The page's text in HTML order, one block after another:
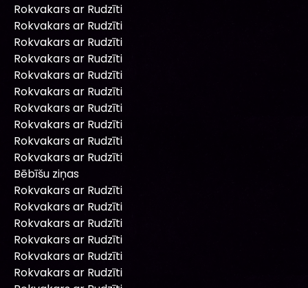
Rokvakars ar Rudzīti
Rokvakars ar Rudzīti
Rokvakars ar Rudzīti
Rokvakars ar Rudzīti
Rokvakars ar Rudzīti
Rokvakars ar Rudzīti
Rokvakars ar Rudzīti
Rokvakars ar Rudzīti
Rokvakars ar Rudzīti
Rokvakars ar Rudzīti
Bēbīšu ziņas
Rokvakars ar Rudzīti
Rokvakars ar Rudzīti
Rokvakars ar Rudzīti
Rokvakars ar Rudzīti
Rokvakars ar Rudzīti
Rokvakars ar Rudzīti